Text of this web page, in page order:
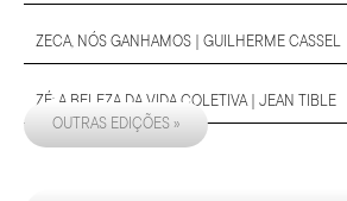
ZECA, NÓS GANHAMOS | GUILHERME CASSEL
ZÉ: A BELEZA DA VIDA COLETIVA | JEAN TIBLE
OUTRAS EDIÇÕES »